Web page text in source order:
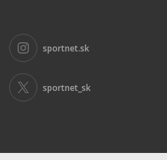
sportnet.sk
sportnet_sk